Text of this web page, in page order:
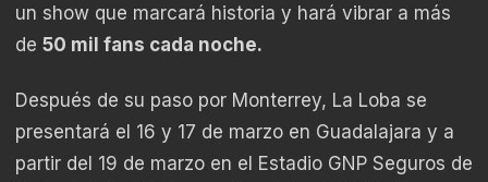
un show que marcará historia y hará vibrar a más
de 50 mil fans cada noche.
Después de su paso por Monterrey, La Loba se
presentará el 16 y 17 de marzo en Guadalajara y a
partir del 19 de marzo en el Estadio GNP Seguros de